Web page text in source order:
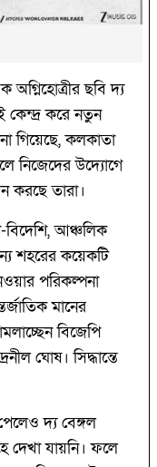
অগ্নিহোত্রীর ছবি দ্য
কেন্দ্র করে নতুন
গিয়েছে, কলকাতা
নিজেদের উদ্যোগে
তারা।
আঞ্চলিক
শহরের কয়েকটি
পরিকল্পনা
মানের
বিজেপি
ঘোষ। সিদ্ধান্তে
দ্য বেঙ্গল
দেখা যায়নি। ফলে